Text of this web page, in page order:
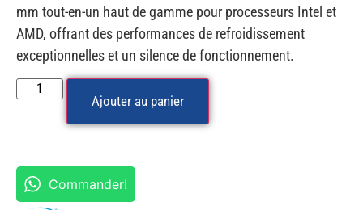
mm tout-en-un haut de gamme pour processeurs Intel et
AMD, offrant des performances de refroidissement
exceptionnelles et un silence de fonctionnement.
Ajouter au panier
Commander!